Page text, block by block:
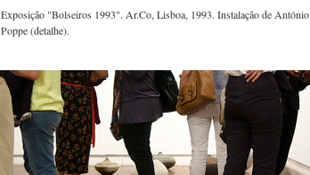
Exposição "Bolseiros 1993". Ar.Co, Lisboa, 1993. Instalação de António
Poppe (detalhe).